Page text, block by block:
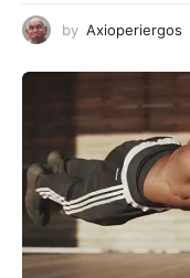
by Axioperiergos